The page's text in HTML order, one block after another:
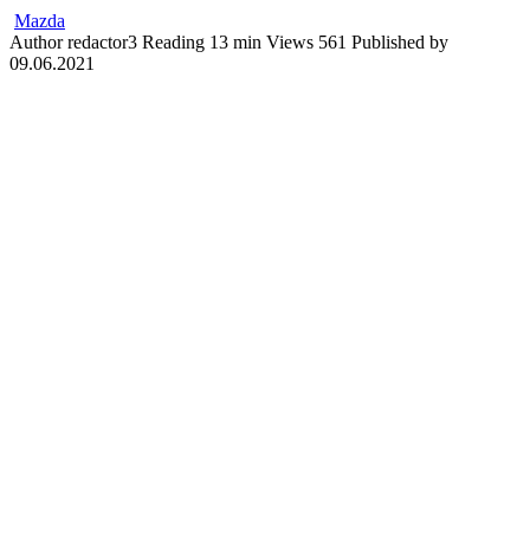
Mazda
Author redactor3 Reading 13 min Views 561 Published by
09.06.2021